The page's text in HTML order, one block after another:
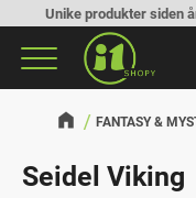
Meny
Unike produkter siden
FANTASY &
Seidel Viking